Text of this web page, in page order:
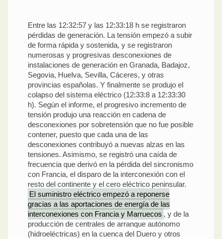
Entre las 12:32:57 y las 12:33:18 h se registraron
pérdidas de generación. La tensión empezó a subir
de forma rápida y sostenida, y se registraron
numerosas y progresivas desconexiones de
instalaciones de generación en Granada, Badajoz,
Segovia, Huelva, Sevilla, Cáceres, y otras
provincias españolas. Y finalmente se produjo el
colapso del sistema eléctrico (12:33:8 a 12:33:30
h). Según el informe, el progresivo incremento de
tensión produjo una reacción en cadena de
desconexiones por sobretensión que no fue posible
contener, puesto que cada una de las
desconexiones contribuyó a nuevas alzas en las
tensiones. Asimismo, se registró una caída de
frecuencia que derivó en la pérdida del sincronismo
con Francia, el disparo de la interconexión con el
resto del continente y el cero eléctrico peninsular.
El suministro eléctrico empezó a reponerse
gracias a las aportaciones de energía de las
interconexiones con Francia y Marruecos , y de la
producción de centrales de arranque autónomo
(hidroeléctricas) en la cuenca del Duero y otros